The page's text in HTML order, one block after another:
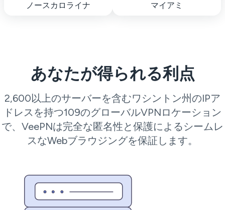
ノースカロライナ マイアミ
あなたが得られる利点
2,600以上のサーバーを含むワシントン州のIPア
ドレスを持つ109のグローバルVPNロケーション
で、VeePNは完全な匿名性と保護によるシームレ
スなWebブラウジングを保証します。